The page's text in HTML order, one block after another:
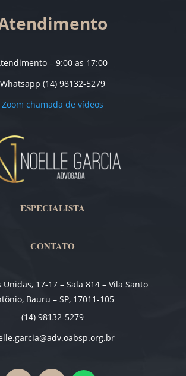
– 9:00 as 17:00
Whatsapp (14) 98132-5279
Zoom chamada de vídeos
ESPECIALISTA
CONTATO
Unidas, 17-17 – Sala 814 – Vila Santo
Bauru – SP, 17011-105
(14) 98132-5279